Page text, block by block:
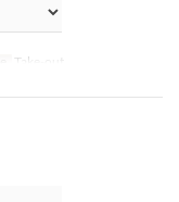
Take-out